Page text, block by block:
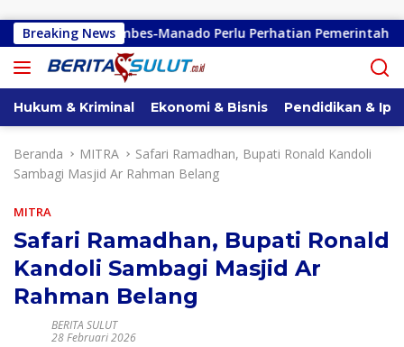
Breaking News
Kembes-Manado Perlu Perhatian Pemerintah
Hukum & Kriminal Ekonomi & Bisnis Pendidikan &
Beranda MITRA
Safari Ramadhan, Bupati Ronald Kandoli
Sambagi Masjid Ar Rahman Belang
MITRA
Safari Ramadhan, Bupati Ronald
Kandoli Sambagi Masjid Ar
Rahman Belang
BERITA SULUT
28 Februari 2026